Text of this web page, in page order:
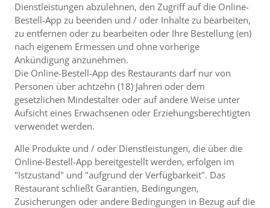
Dienstleistungen abzulehnen, den Zugriff auf die Online-
Bestell-App zu beenden und / oder Inhalte zu bearbeiten,
zu entfernen oder zu bearbeiten oder Ihre Bestellung (en)
nach eigenem Ermessen und ohne vorherige
Ankündigung anzunehmen.
Die Online-Bestell-App des Restaurants darf nur von
Personen über achtzehn (18) Jahren oder dem
gesetzlichen Mindestalter oder auf andere Weise unter
Aufsicht eines Erwachsenen oder Erziehungsberechtigten
verwendet werden.
Alle Produkte und / oder Dienstleistungen, die über die
Online-Bestell-App bereitgestellt werden, erfolgen im
"Istzustand" und "aufgrund der Verfügbarkeit". Das
Restaurant schließt Garantien, Bedingungen,
Zusicherungen oder andere Bedingungen in Bezug auf die